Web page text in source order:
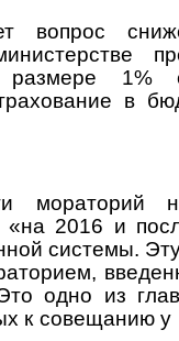
вопрос
размере 1%
в
мораторий
«на 2016 и
системы.
одно из
к совещанию